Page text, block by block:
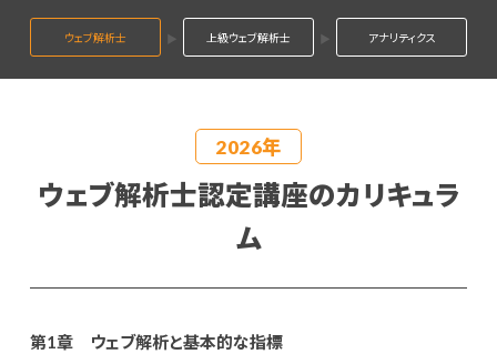
ウェブ解析士 上級ウェブ解析士 アナリティクス
ウェブ解析士認定講座のカリキュラ
ム
第1章
ウェブ解析と基本的な指標